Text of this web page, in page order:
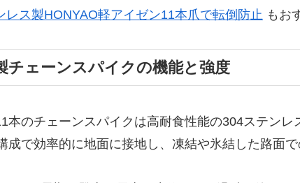
レス製HONYAO軽アイゼン11本爪で転倒防止 もお
チェーンスパイクの機能と強度
本のチェーンスパイクは高耐食性能の304ステンレ
成で効率的に地面に接地し、凍結や氷結した路面